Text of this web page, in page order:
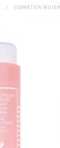
> COSMÉTICA MUJER